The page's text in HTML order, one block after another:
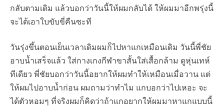
กลับตามเดิม แล้วบอกว่าวันนี้ให้ผมกลับได้ ให้ผมมาอีกพรุ่งนี้
จะได้เอาใบขับขี่คืนซะที
วันรุ่งขึ้นตอนเย็นเวลาเดิมผมก็ไปหาแกเหมือนเดิม วันนี้พี่ชัย
อาบน้ำเสร็จแล้ว ใส่กางเกงกีฬาขาสั้นใส่เสื้อกล้าม ดูหุ่นเทห์
ทีเดียว พี่ชัยบอกว่าวันนี้อยากให้ผมทำให้เหมือนเมื่อวาน แต่
ให้ผมไปอาบน้ำก่อน ผมถามว่าทำไม แกบอกว่าไปเหอะ จะ
ได้ตัวหอมๆ ที่จริงผมก็คิดว่าถ้าแกอยากให้ผมมาหาแกแบบนี้